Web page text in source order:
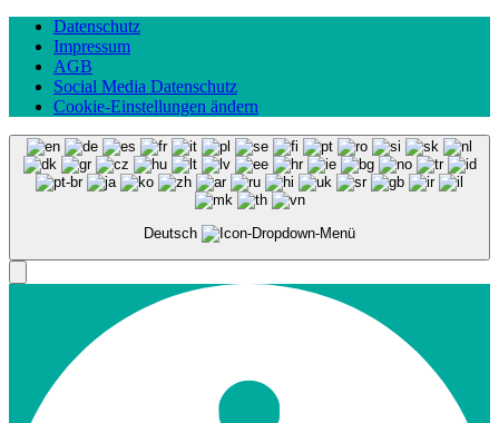
Datenschutz
Impressum
AGB
Social Media Datenschutz
Cookie-Einstellungen ändern
Deutsch